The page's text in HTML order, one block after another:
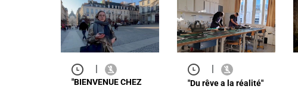
"BIENVENUE CHEZ
"Du rêve a la réalité"